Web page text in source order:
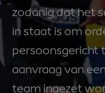
zodanig dat het
in staat is om
persoonsgericht
aanvraag van
team ingezet